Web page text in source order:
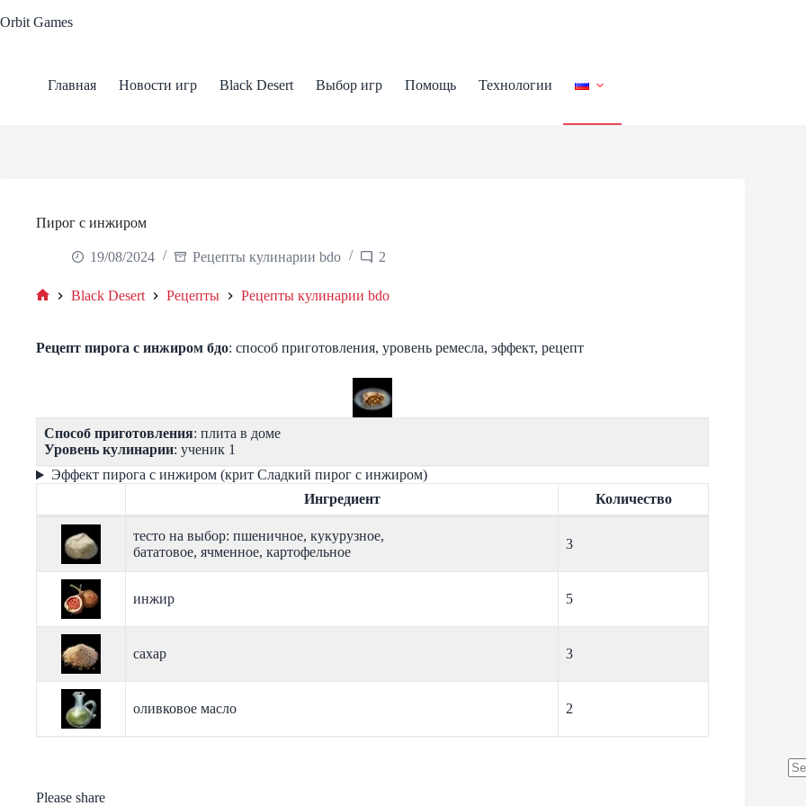
to
Orbit Games
Главная Новости игр Black Desert Выбор игр Помощь Технологии
Пирог с инжиром
19/08/2024 Рецепты кулинарии bdo 2
Black Desert Рецепты Рецепты кулинарии bdo
Рецепт пирога с инжиром бдо: способ приготовления, уровень ремесла, эффект, рецепт
Способ приготовления: плита в доме
Уровень кулинарии: ученик 1
Эффект пирога с инжиром (крит Сладкий пирог с инжиром)
Ингредиент
Количество
тесто на выбор: пшеничное, кукурузное,
бататовое, ячменное, картофельное
3
инжир 5
сахар 3
оливковое масло 2
Please share